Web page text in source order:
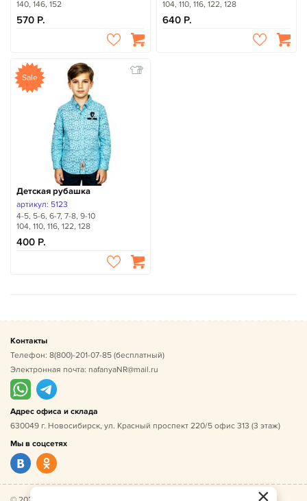
140, 146, 152
570
104, 110, 116, 122, 128
640
Sale
Детская рубашка
артикул: 5123
4-5, 5-6, 6-7, 7-8, 9-10
104, 110, 116, 122, 128
400
Контакты
Телефон: 8(800)-201-07-85 (бесплатный)
Электронная почта: nafanyaNR@mail.ru
Адрес офиса и склада
630049 г. Новосибирск, ул. Красный проспект 220/5 офис 313 (3 этаж)
Мы в соцсетях